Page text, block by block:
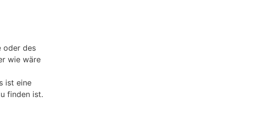
oder des
wie wäre
ist eine
finden ist.